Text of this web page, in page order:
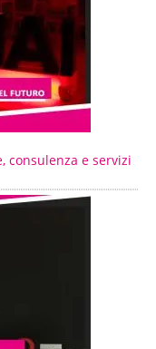
consulenza e servizi